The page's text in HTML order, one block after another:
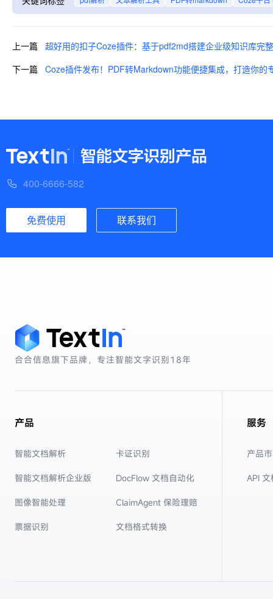
上一篇 超好用的扣子Coze插件：基于pdf2md搭建企业级知识库完
下一篇 Coze插件发布！PDF转Markdown功能便捷集成，打造你的
400-6666-582
免费使用 联系我们
合合信息旗下品牌，专注智能文字识别18年
产品
智能文档解析
智能文档解析企业版
图像智能处理
票据识别
卡证识别
DocFlow 文档自动化
ClaimAgent 保险理赔
文档格式转换
服务
产品
API